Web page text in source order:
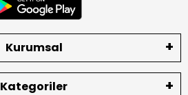
Kurumsal
Kategoriler